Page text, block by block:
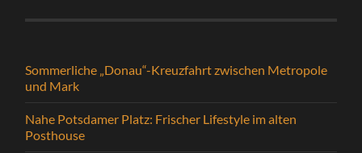
Sommerliche „Donau“-Kreuzfahrt zwischen Metropole
und Mark
Nahe Potsdamer Platz: Frischer Lifestyle im alten
Posthouse